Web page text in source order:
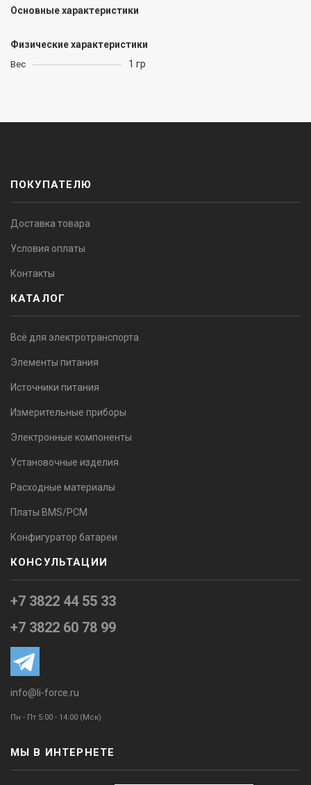
Основные характеристики
Физические характеристики
Вес 1 гр
ПОКУПАТЕЛЮ
Доставка товара
Условия оплаты
Контакты
КАТАЛОГ
Всё для электротранспорта
Элементы питания
Источники питания
Измерительные приборы
Электронные компоненты
Установочные изделия
Расходные материалы
Платы BMS/PCM
Конфигуратор батареи
КОНСУЛЬТАЦИИ
+7 3822 44 55 33
+7 3822 60 78 99
info@li-force.ru
Пн - Пт 5:00 - 14:00 (Мск)
МЫ В ИНТЕРНЕТЕ